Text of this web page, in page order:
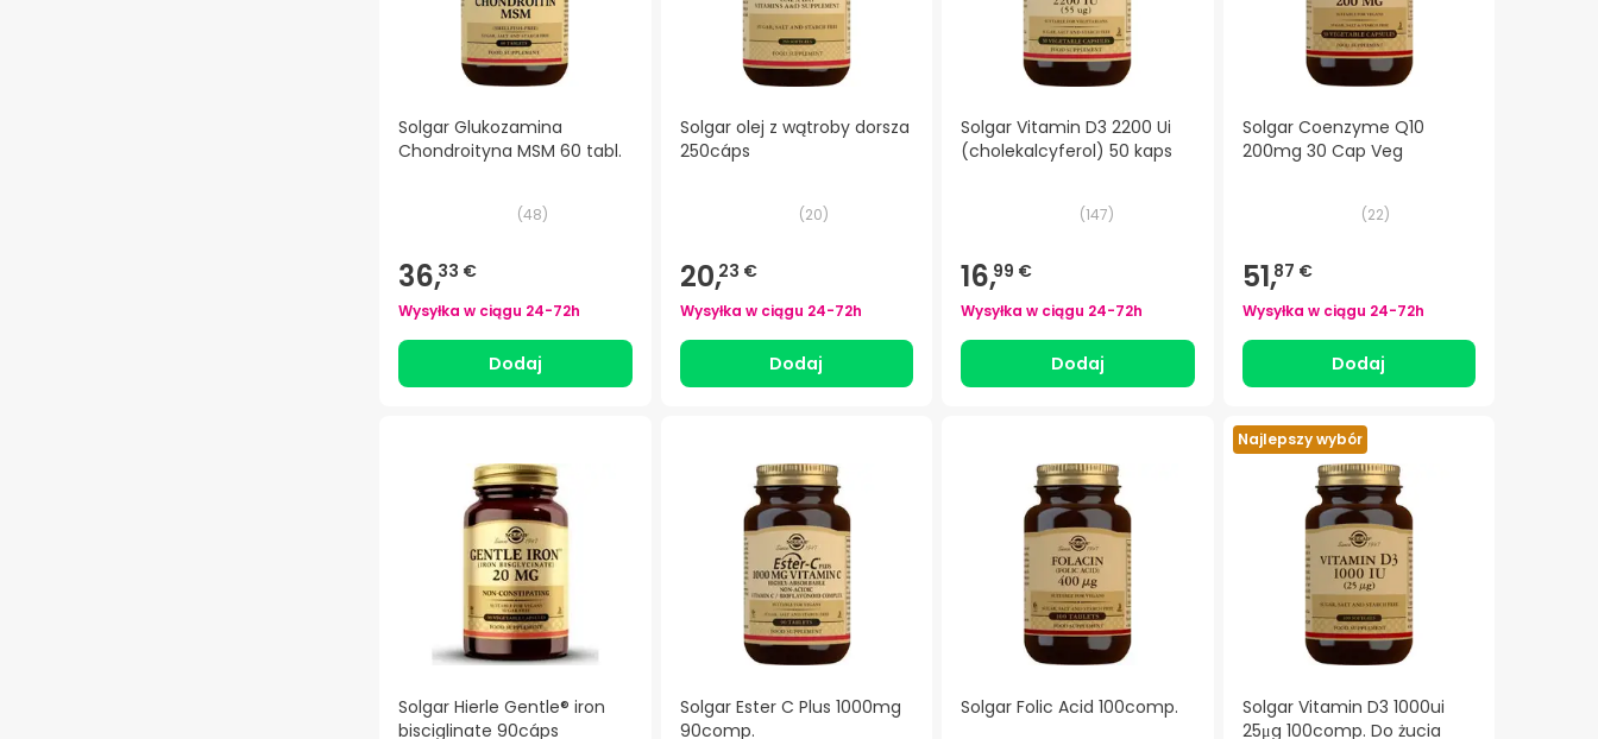
Solgar Glukozamina
Chondroityna MSM 60 tabl.
(48)
36,33 €
Wysyłka w ciągu 24-72h
Dodaj
Solgar olej z wątroby dorsza
250cáps
(20)
20,23 €
Wysyłka w ciągu 24-72h
Dodaj
Solgar Vitamin D3 2200 Ui
(cholekalcyferol) 50 kaps
(147)
16,99 €
Wysyłka w ciągu 24-72h
Dodaj
Solgar Coenzyme Q10
200mg 30 Cap Veg
(22)
51,87 €
Wysyłka w ciągu 24-72h
Dodaj
Solgar Hierle Gentle® iron
bisciglinate 90cáps
Solgar Ester C Plus 1000mg
90comp.
Solgar Folic Acid 100comp.
Najlepszy wybór
Solgar Vitamin D3 1000ui
25μg 100comp. Do żucia